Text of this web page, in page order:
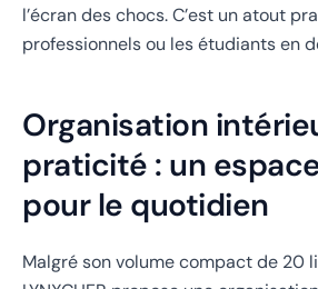
l’écran des chocs. C’est un atout
professionnels ou les étudiants en
Organisation
praticité : un
pour le quotidien
Malgré son volume compact de 20